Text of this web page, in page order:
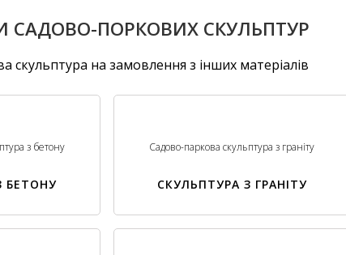
САДОВО-ПОРКОВИХ СКУЛЬПТУР
скульптура на замовлення з інших матеріалів
з бетону
БЕТОНУ
Садово-паркова скульптура з граніту
СКУЛЬПТУРА З ГРАНІТУ